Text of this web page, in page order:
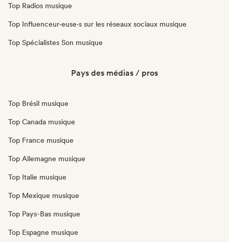
Top Radios musique
Top Influenceur·euse·s sur les réseaux sociaux musique
Top Spécialistes Son musique
Pays des médias / pros
Top Brésil musique
Top Canada musique
Top France musique
Top Allemagne musique
Top Italie musique
Top Mexique musique
Top Pays-Bas musique
Top Espagne musique